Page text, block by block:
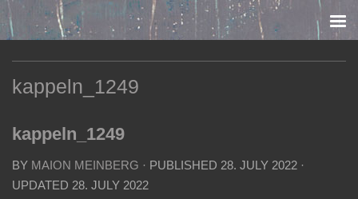
Skip to content
kappeln_1249
kappeln_1249
BY MAION MEINBERG · PUBLISHED 28. JULY 2022 ·
UPDATED 28. JULY 2022